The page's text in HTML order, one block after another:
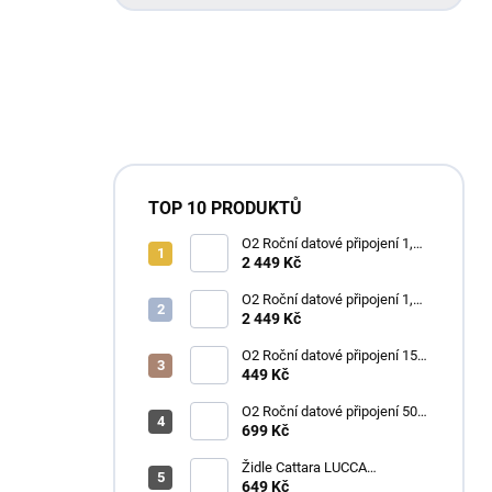
TOP 10 PRODUKTŮ
O2 Roční datové připojení 1,2
TB
2 449 Kč
O2 Roční datové připojení 1,2
TB
2 449 Kč
O2 Roční datové připojení 15
GB
449 Kč
O2 Roční datové připojení 50
GB
699 Kč
Židle Cattara LUCCA
kempingová skládací modrá
649 Kč